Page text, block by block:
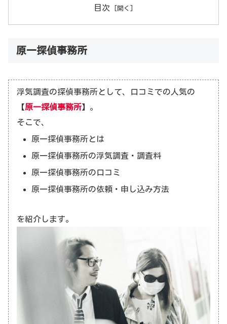
目次
原一探偵事務所
浮気調査の探偵事務所として、口コミでの人気の
【原一探偵事務所】。
そこで、
原一探偵事務所とは
原一探偵事務所の浮気調査・調査料
原一探偵事務所の口コミ
原一探偵事務所の依頼・申し込み方法
を紹介します。